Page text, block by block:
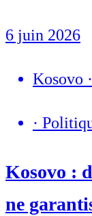
6 juin 2026
Kosovo ·
·
Kosovo :
ne